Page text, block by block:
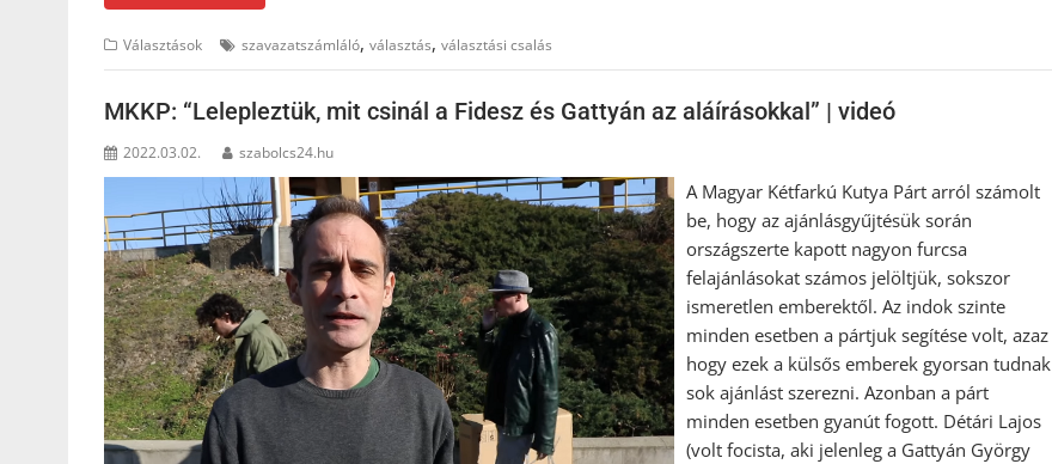
Választások szavazatszámláló, választás, választási csalás
MKKP: “Lelepleztük, mit csinál a Fidesz és Gattyán az aláírásokkal” | videó
2022.03.02. szabolcs24.hu
A Magyar Kétfarkú Kutya Párt arról számolt
be, hogy az ajánlásgyűjtésük során
országszerte kapott nagyon furcsa
felajánlásokat számos jelöltjük, sokszor
ismeretlen emberektől. Az indok szinte
minden esetben a pártjuk segítése volt, azaz
hogy ezek a külsős emberek gyorsan tudnak
sok ajánlást szerezni. Azonban a párt
minden esetben gyanút fogott. Détári Lajos
(volt focista, aki jelenleg a Gattyán György